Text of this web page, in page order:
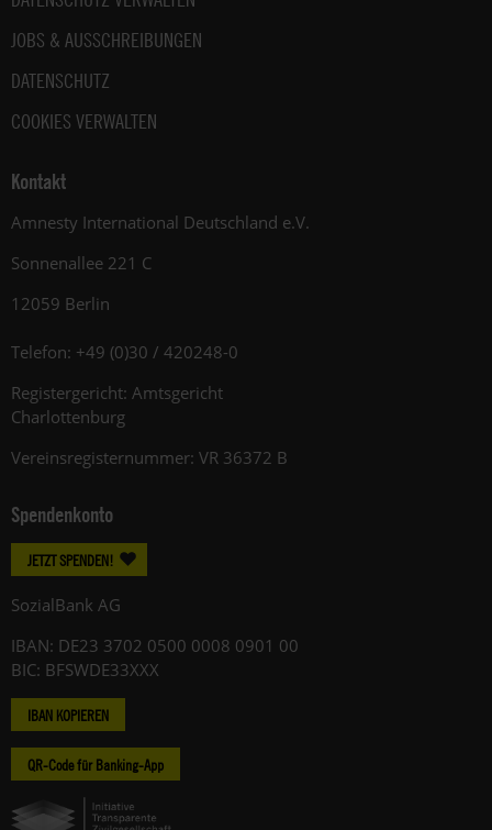
JOBS & AUSSCHREIBUNGEN
DATENSCHUTZ
COOKIES VERWALTEN
Kontakt
Amnesty International Deutschland e.V.
Sonnenallee 221 C
12059 Berlin
Telefon: +49 (0)30 / 420248-0
Registergericht: Amtsgericht
Charlottenburg
Vereinsregisternummer: VR 36372 B
Spendenkonto
JETZT SPENDEN!
SozialBank AG
IBAN: DE23 3702 0500 0008 0901 00
BIC: BFSWDE33XXX
IBAN KOPIEREN
QR-Code für Banking-App